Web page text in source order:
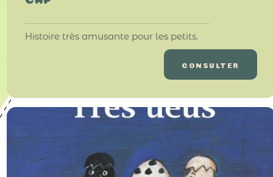
Histoire très amusante pour les petits.
CONSULTER